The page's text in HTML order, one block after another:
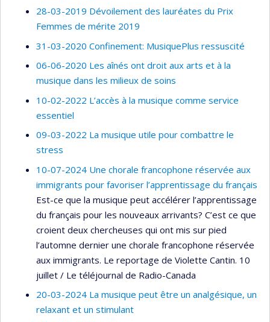
28-03-2019 Dévoilement des lauréates du Prix
Femmes de mérite 2019
31-03-2020 Confinement: MusiquePlus ressuscité
06-06-2020 Les aînés ont droit aux arts et à la
musique dans les milieux de soins
10-02-2022 L’accès à la musique comme service
essentiel
09-03-2022 La musique utile pour combattre le
stress
10-07-2024 Une chorale francophone réservée aux
immigrants pour favoriser l’apprentissage du français
Est-ce que la musique peut accélérer l’apprentissage
du français pour les nouveaux arrivants? C’est ce que
croient deux chercheuses qui ont mis sur pied
l’automne dernier une chorale francophone réservée
aux immigrants. Le reportage de Violette Cantin. 10
juillet / Le téléjournal de Radio-Canada
20-03-2024 La musique peut être un analgésique, un
relaxant et un stimulant